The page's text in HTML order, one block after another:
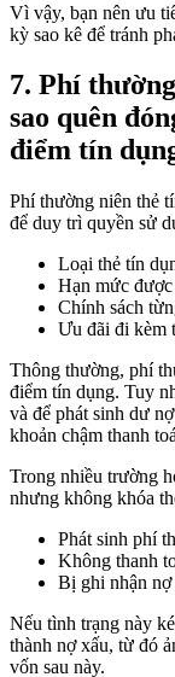
Vì vậy, bạn nên ưu
kỳ sao kê để tránh
7. Phí
sao quên
điểm tín
Phí thường niên thẻ
để duy trì quyền sử
Loại thẻ tín
Hạn mức được
Chính sách
Ưu đãi đi kèm
Thông thường, phí
điểm tín dụng. Tuy
và để phát sinh dư
khoản chậm thanh
Trong nhiều trường
nhưng không khóa
Phát sinh phí
Không thanh
Bị ghi nhận nợ
Nếu tình trạng này
thành nợ xấu, từ đó
vốn sau này.